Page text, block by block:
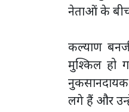
नेताओं के
कल्याण
मुश्किल हो
लगे हैं और